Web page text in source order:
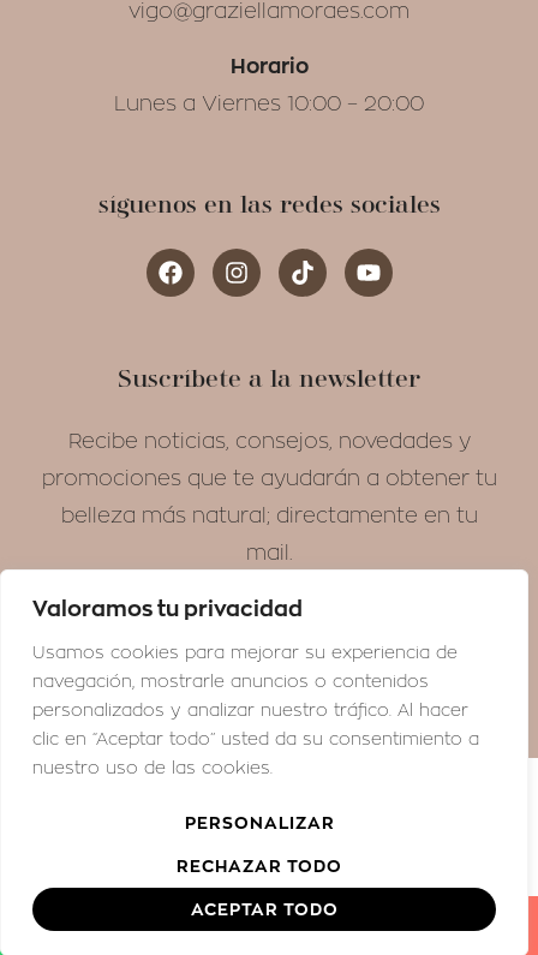
Valoramos tu privacidad
Usamos cookies para mejorar su experiencia de
navegación, mostrarle anuncios o contenidos
personalizados y analizar nuestro tráfico. Al hacer
clic en “Aceptar todo” usted da su consentimiento a
nuestro uso de las cookies.
PERSONALIZAR
RECHAZAR TODO
ACEPTAR TODO
vigo@graziellamoraes.com
Horario
Lunes a Viernes 10:00 – 20:00
síguenos en las redes sociales
Suscríbete a la newsletter
Recibe noticias, consejos, novedades y
promociones que te ayudarán a obtener tu
belleza más natural; directamente en tu
mail.